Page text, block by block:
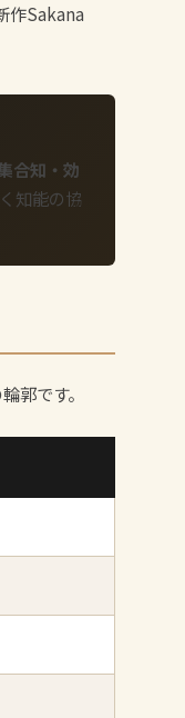
作Sakana
合知・効
知能の協
郭です。